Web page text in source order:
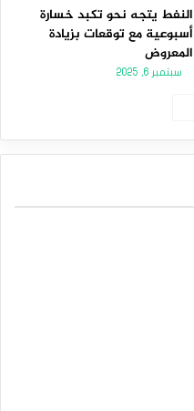
النفط يتجه نحو تكبد خسارة
أسبوعية مع توقعات بزيادة
المعروض
سبتمبر 6, 2025